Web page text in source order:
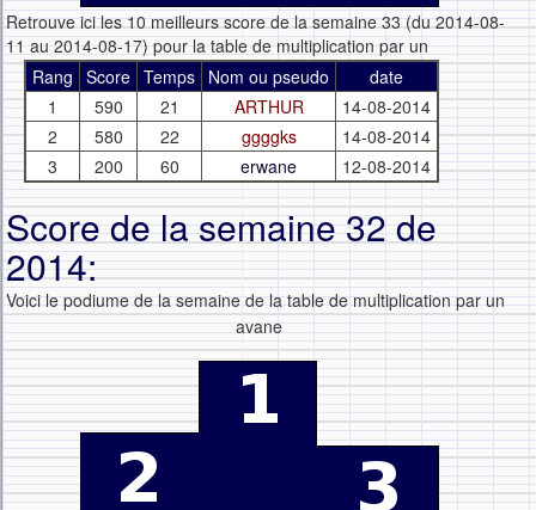
Retrouve ici les 10 meilleurs score de la semaine 33 (du 2014-08-
11 au 2014-08-17) pour la table de multiplication par un
Rang Score Temps Nom ou pseudo
date
1
590 21 ARTHUR
14-08-2014
2
580 22 ggggks
14-08-2014
3
200 60 erwane 12-08-2014
Score de la semaine 32 de
2014:
Voici le podiume de la semaine de la table de multiplication par un
avane